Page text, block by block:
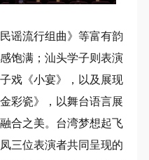
谣流行组曲》等富有韵
饱满；汕头学子则表演
戏《小宴》，以及展现
彩瓷》，以舞台语言展
合之美。台湾梦想起飞
三位表演者共同呈现的